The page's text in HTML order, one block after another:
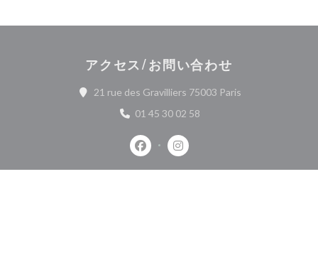
アクセス/お問い合わせ
21 rue des Gravilliers 75003 Paris((新しいウィン
01 45 30 02 58
Facebook ((新しいウィンドウで開
Instagram ((新しいウィン